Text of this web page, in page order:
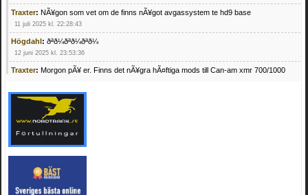
Traxter: NÃ¥gon som vet om de finns nÃ¥got avgassystem te hd9 base
11 juli 2025 kl. 22:28:43
Högdahl: ðªð¼ðªð¼ðªð¼
12 juni 2025 kl. 23:53:36
Traxter: Morgon pÃ¥ er. Finns det nÃ¥gra hÃ¤ftiga mods till Can-am xmr 700/1000
Mrhandsome:SÃ¶ker defekta/trasiga fyrhjulingar. Jag betalar bra och du kan nÃ¥ mig
pÃ¥ 0709955029 eller hv.alexandersson@gmail.com ifall du har en som du vill sÃ¤lja
mvh Hugo
21 februari 2025 kl. 09:25:52
Oscar5:NÃ¥gon som vet vad man kan begÃ¤ra fÃ¶r en Honda TRX 350 FE 2005
4 februari 2025 kl. 19:20:50
Oscar5:44